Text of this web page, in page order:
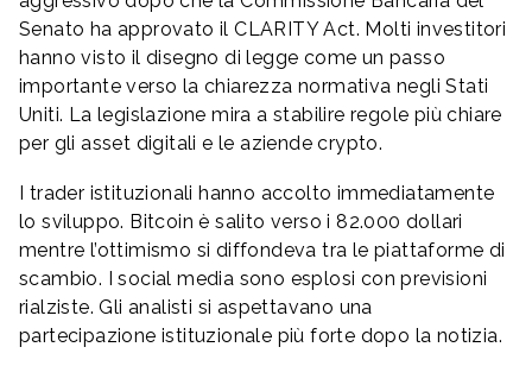
Senato ha approvato il CLARITY Act. Molti investitori
hanno visto il disegno di legge come un passo
importante verso la chiarezza normativa negli Stati
Uniti. La legislazione mira a stabilire regole più chiare
per gli asset digitali e le aziende crypto.
I trader istituzionali hanno accolto immediatamente
lo sviluppo. Bitcoin è salito verso i 82.000 dollari
mentre l’ottimismo si diffondeva tra le piattaforme di
scambio. I social media sono esplosi con previsioni
rialziste. Gli analisti si aspettavano una
partecipazione istituzionale più forte dopo la notizia.